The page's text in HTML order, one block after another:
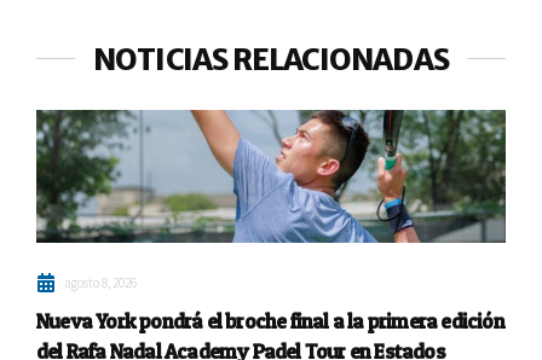
NOTICIAS RELACIONADAS
agosto 8, 2026
Nueva York pondrá el broche final a la primera edición
del Rafa Nadal Academy Padel Tour en Estados